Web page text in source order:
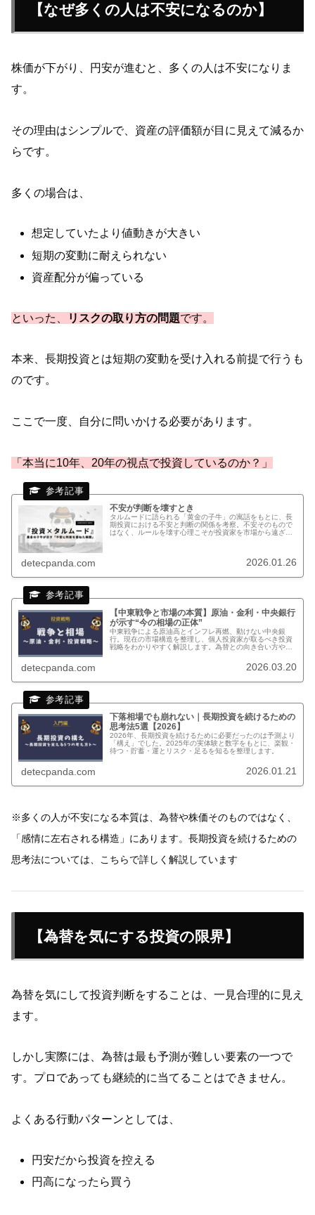
【なぜ多くの人は不安になるのか】
株価が下がり、円安が進むと、多くの人は不安になりま
す。
その理由はシンプルで、資産の評価額が目に見えて減るか
らです。
多くの場合は、
想定していたより値動きが大きい
短期の変動に耐えられない
資産配分が偏っている
といった、 リスクの取り方の問題です。
本来、長期投資とは短期の変動を受け入れる前提で行うも
のです。
ここで一度、自分に問いかける必要があります。
「本当に10年、20年の視点で投資しているのか？」
不安が判断を壊すとき
タルムードに語られる「黄金の子牛」の寓話をもとに、長
期投資における不安と判断の関係を考察。不安そのもので
はなく、ルールを壊す心理こそが投資家を市場から遠ざけ
detecpanda.com 2026.01.26
【中東戦争と市場の本質】原油・金利・中央銀行
が示す“今の相場の正体”
中東戦争による原油高とインフレ再燃、動けない中央銀
行。現在の市場構造を整理し、個人投資家が取るべき投資
戦略をわかりやすく解説します。為替との向き合い方や現
detecpanda.com 2026.03.20
下落相場でも崩れない｜長期投資を続けるための
思考法5選【2026】
2026年、長期投資を続けるために必要だったのは予測より
「構え」でした。2025年の実体験と数字をもとに、楽観・
待つ・貯蓄・運とリスク・足るを知るを整理します。
detecpanda.com 2026.01.21
※多くの人が不安になる本質は、為替や株価そのものではなく、
「感情に左右される構造」にあります。長期投資を続けるための
思考法については、こちらで詳しく解説しています
【為替を気にする投資の限界】
為替を気にして投資判断をすることは、一見合理的に見え
ます。
しかし実際には、為替は最も予測が難しい要素の一つで
す。プロであっても継続的に当てることはできません。
よくある行動パターンとしては、
円安だから投資を控える
円高になったら買う